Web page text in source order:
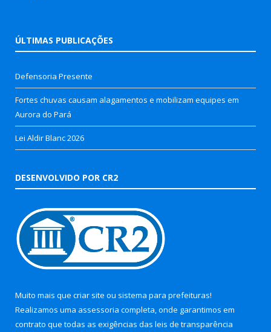
ÚLTIMAS PUBLICAÇÕES
Defensoria Presente
Fortes chuvas causam alagamentos e mobilizam equipes em
Aurora do Pará
Lei Aldir Blanc 2026
DESENVOLVIDO POR CR2
Muito mais que criar site ou sistema para prefeituras!
Realizamos uma assessoria completa, onde garantimos em
contrato que todas as exigências das leis de transparência